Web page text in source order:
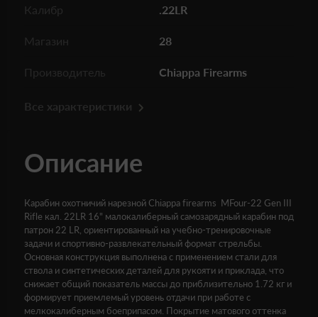
Калибр .22LR
Магазин 28
Производитель Chiappa Firearms
Все характеристики
Описание
Карабин охотничий нарезной Chiappa firearms MFour-22 Gen III
Rifle кал. 22LR 16" малокалиберный самозарядный карабин под
патрон 22 LR, ориентированный на учебно-тренировочные
задачи и спортивно-развлекательный формат стрельбы.
Основная конструкция выполнена с применением стали для
ствола и синтетических деталей для рукояти и приклада, что
снижает общий показатель массы до приблизительно 1.72 кг и
формирует приемлемый уровень отдачи при работе с
мелкокалиберным боеприпасом. Покрытие матового оттенка